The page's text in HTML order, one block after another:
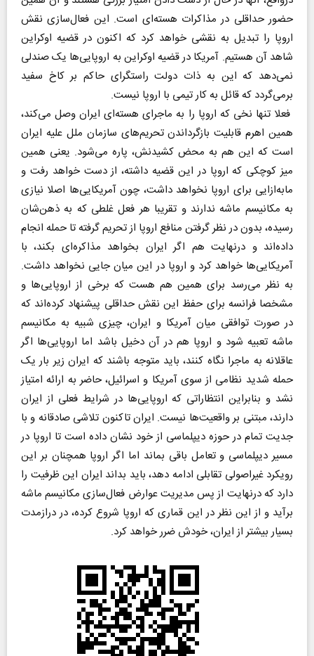
حضور حداقلی در مذاکرات هسته‌ای است. این فعال‌سازی نقش
اروپا را تبدیل به نقشی خواهد کرد که اکنون در قضیه اوکراین
شاهد آن هستیم. آمریکا در قضیه اوکراین به اروپایی‌ها یک صندلی
نمی‌دهد که این به ذات دولت راستگرای حاکم بر کاخ سفید
برمی‌گردد که قائل به کار تیمی با اروپا نیست.
فعلا تنها نخی که اروپا را به ماجرای هسته‌ای ایران وصل می‌کند،
همین اهرم قابلیت بازگرداندن تحریم‌های سازمان ملل علیه ایران
است که این هم به محض کشیدنش، پاره می‌شود. یعنی همین
میز کوچکی که اروپا در این قضیه داشته، از دست خواهد رفت و
ما‌به‌ازایی برای اروپا نخواهد داشت، چون آمریکایی‌ها اصلا نیازی
به مکانیسم ماشه ندارند و تقریبا هر فعل غلطی که به ذهن‌شان
رسیده، بدون در نظر گرفتن منافع اروپا از تحریم گرفته تا حمله انجام
داده‌اند و درنهایت هم اگر ایران بخواهد مذاکره‌ای بکند، با
آمریکایی‌ها خواهد کرد و اروپا در این میان جایی نخواهد داشت.
به نظر می‌رسد برای همین هم هست که برخی از اروپایی‌ها و
مشخصا فرانسه برای حفظ این نقش حداقلی پیشنهاد کرده‌اند که
در صورت توافقی میان آمریکا و ایران، چیزی شبیه به مکانیسم
ماشه تعبیه شود و اروپا هم در آن دخیل باشد اما اروپایی‌ها اگر
عاقلانه به ماجرا نگاه کنند، باید متوجه باشند که ایران زیر بار یک
حمله شدید نظامی از سوی آمریکا و اسرائیل، حاضر به ارائه امتیاز
نشد و بنابراین انتظاراتی که اروپایی‌ها در شرایط فعلی از ایران
دارند، مبتنی بر واقعیت‌ها نیست. ایران تاکنون تلاشی صادقانه و با
جدیت تمام در حوزه دیپلماسی از خود نشان داده است تا اروپا در
مسیر دیپلماسی و تعامل باقی بماند اما اگر اروپا همچنان بر این
رویکرد غیراصولی تقابلی ادامه دهد، باید بداند ایران این ظرفیت را
دارد که درنهایت از پس مدیریت عوارض فعال‌سازی مکانیسم ماشه
برآید و از این نظر در این قماری که اروپا شروع کرده، در درازمدت
بسیار بیشتر از ایران، خودش ضرر خواهد کرد.